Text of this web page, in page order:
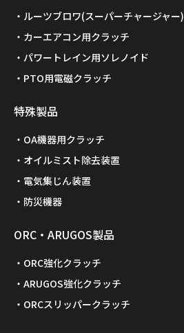
ルーツブロワ(スーパーチャージャー)
カーエアコン用クラッチ
パワートレイン用ソレノイド
PTO用電磁クラッチ
特殊製品
OA機器用クラッチ
オイルミスト除去装置
電気集じん装置
防災機器
ORC・ARUGOS製品
ORC強化クラッチ
ARUGOS強化クラッチ
ORCスリッパークラッチ